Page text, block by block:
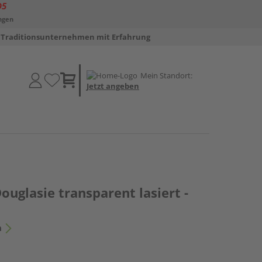
Traditionsunternehmen mit Erfahrung
Mein Standort:
Jetzt angeben
transparent lasiert -